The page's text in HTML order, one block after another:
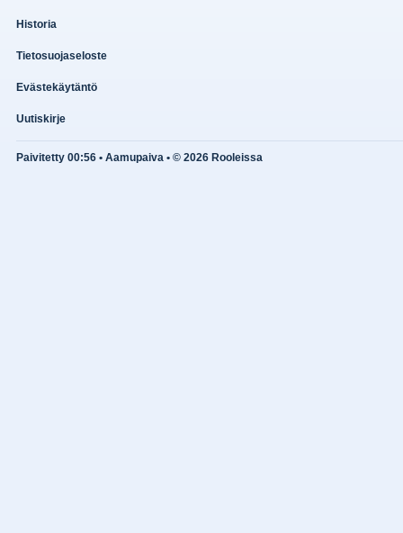
Historia
Tietosuojaseloste
Evästekäytäntö
Uutiskirje
Paivitetty 00:56 • Aamupaiva • © 2026 Rooleissa